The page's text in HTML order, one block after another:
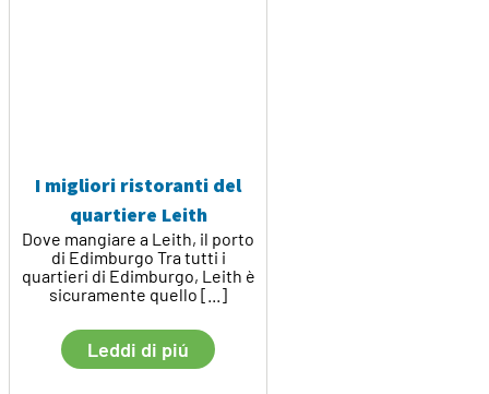
I migliori ristoranti del
quartiere Leith
Dove mangiare a Leith, il porto
di Edimburgo Tra tutti i
quartieri di Edimburgo, Leith è
sicuramente quello [...]
Leddi di piú